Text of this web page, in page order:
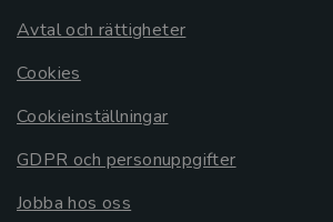
Avtal och rättigheter
Cookies
Cookieinställningar
GDPR och personuppgifter
Jobba hos oss